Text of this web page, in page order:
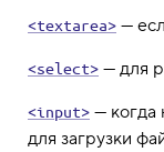
<textarea> —
<select> — для
<input> — когда
для загрузки